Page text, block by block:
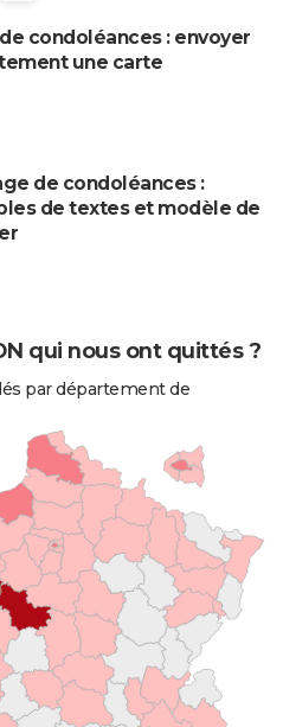
condoléances : envoyer
une carte
de condoléances :
de textes et modèle de
qui nous ont quittés ?
par département de